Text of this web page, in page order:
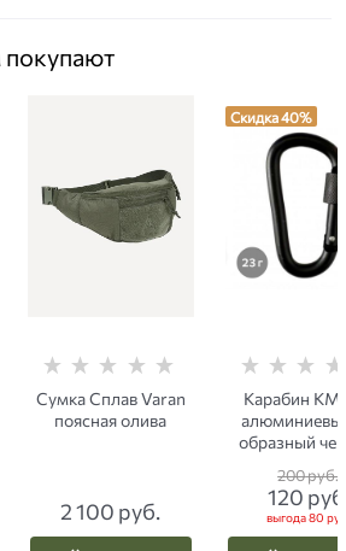
покупают
Сумка Сплав Varan
поясная олива
2 100 руб.
Скидка 40%
Карабин
образный
200 руб.
120
выгода80